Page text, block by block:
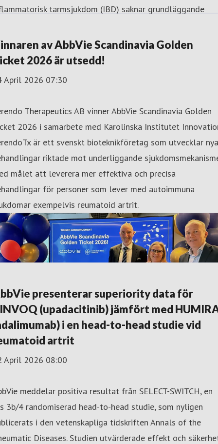
tarmsjukdom (IBD) saknar grundläggande
att de inte fått information om centrala
samtidigt som majoriteten lever med
av AbbVie Scandinavia Golden
2026 är utsedd!
April 2026 07:30
Therapeutics AB vinner AbbVie Scandinavia Golden
2026 i samarbete med Karolinska Institutet
är ett svenskt bioteknikföretag som utvecklar nya
riktade mot underliggande
målet att leverera mer effektiva och precisa
för personer som lever med autoimmuna
exempelvis reumatoid artrit.
presenterar superiority data för
(upadacitinib) jämfört med
i en head-to-head studie vid
artrit
April 2026 08:00
meddelar positiva resultat från SELECT-SWITCH, en
3b/4 randomiserad head-to-head studie, som nyligen
i den vetenskapliga tidskriften Annals of the
Diseases. Studien utvärderade effekt och